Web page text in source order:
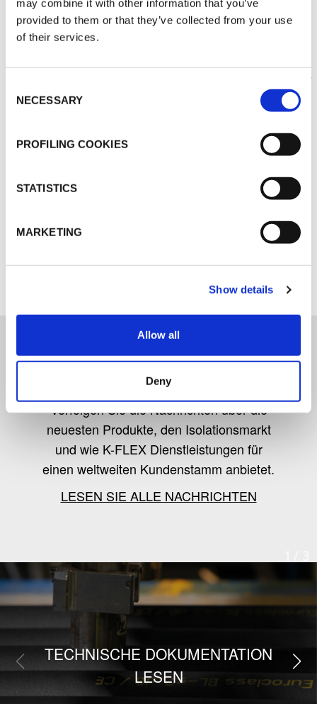
may combine it with other information that you’ve
provided to them or that they’ve collected from your use
of their services.
Selection
NECESSARY
PROFILING COOKIES
STATISTICS
MARKETING
Show details
Allow all
Deny
ENTDECKEN SIE ALLE ANWENDUNGEN
K-Flex news & stories
Verfolgen Sie die Nachrichten über die
neuesten Produkte, den Isolationsmarkt
und wie K-FLEX Dienstleistungen für
einen weltweiten Kundenstamm anbietet.
LESEN SIE ALLE NACHRICHTEN
TECHNISCHE DOKUMENTATION
LESEN